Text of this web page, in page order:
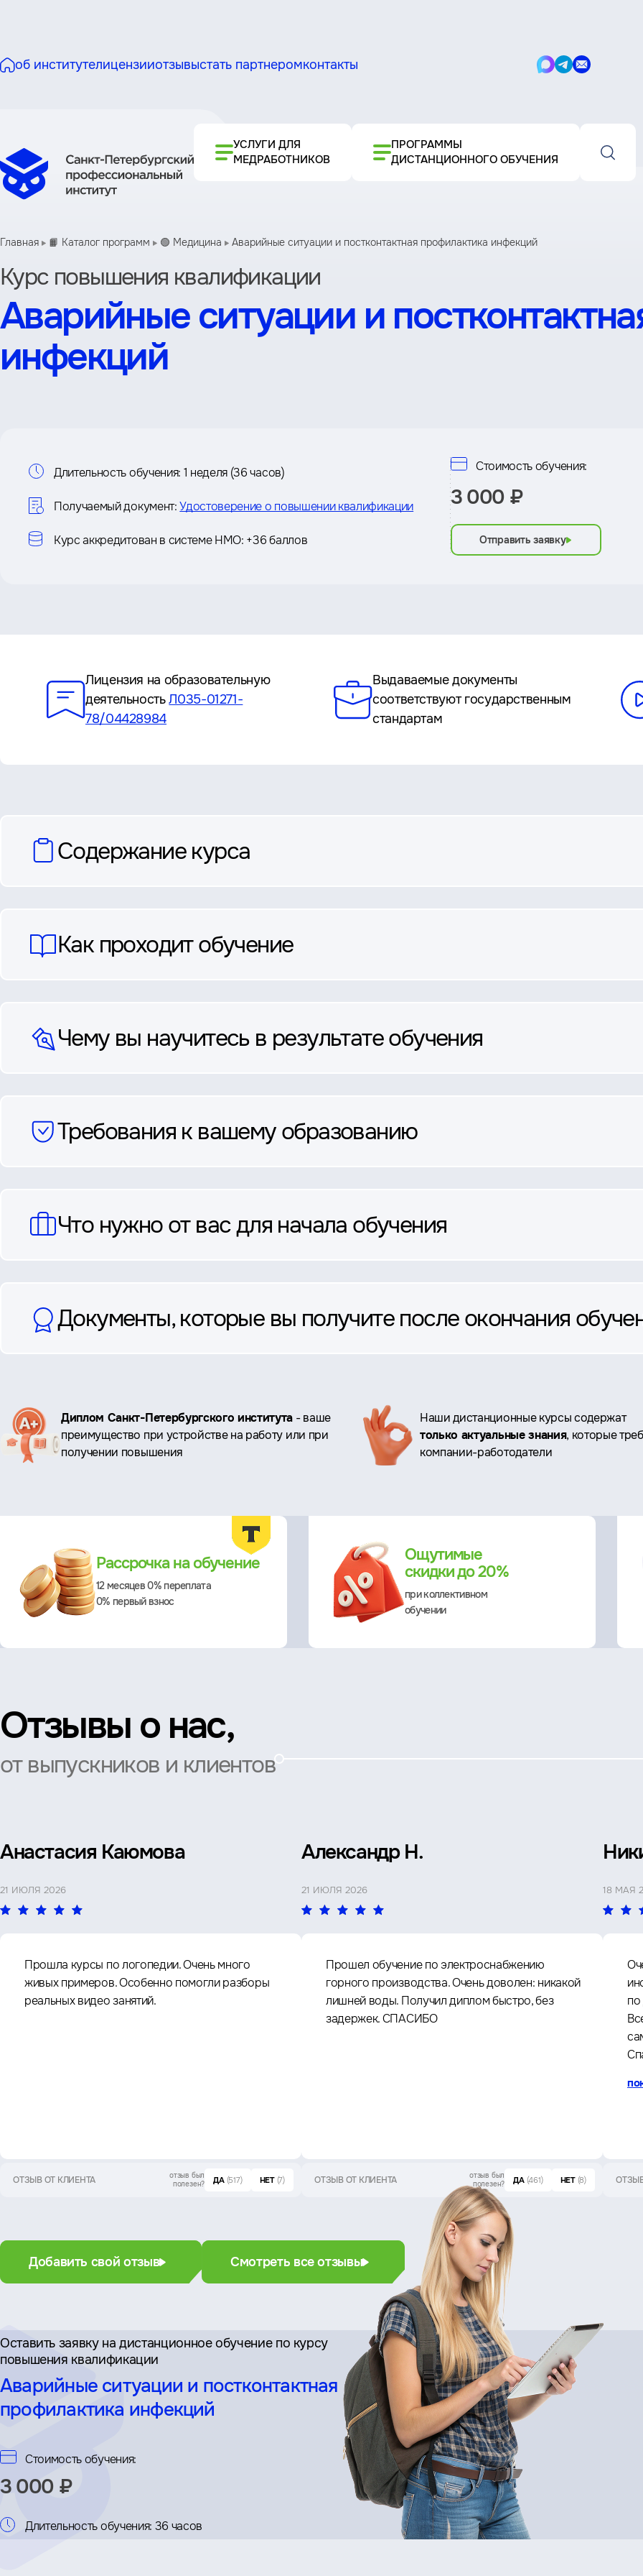
об институтелицензииотзывыстать партнеромконтакты
Написать
Написать
Написать
УСЛУГИ ДЛЯ
МЕДРАБОТНИКОВ
ПРОГРАММЫ
ДИСТАНЦИОННОГО ОБУЧЕНИЯ
Главная 📙 Каталог программ 🟢 Медицина Аварийные ситуации и постконтактная профилактика инфекций
Курс повышения квалификации
Аварийные ситуации и
инфекций
Информация
о
курсе
Длительность обучения: 1 неделя (36 часов)
Получаемый документ: Удостоверение о повышении квалификации
Курс аккредитован в системе НМО: +36 баллов
Стоимость обучения:
3 000 ₽
Отправить заявку
Лицензия на образовательную
деятельностьЛ035-01271-
78/04428984
Выдаваемые документы
соответствуют государственным
стандартам
вопросы
Содержание курса
Как проходит обучение
Чему вы научитесь в результате обучения
Требования к вашему образованию
Что нужно от вас для начала обучения
Документы, которые вы получите после окончания
Ключевые
преимущества
Диплом Санкт-Петербургского института - ваше
преимущество при устройстве на работу или при
получении повышения
Наши дистанционные курсы содержат
только актуальные знания, которые
компании-работодатели
Рассрочка на обучение
12 месяцев 0% переплата
0% первый взнос
Ощутимые
скидки до 20%
при коллективном
обучении
Отзывы о нас,
от выпускников и клиентов
Анастасия Каюмова
21 ИЮЛЯ 2026
Прошла курсы по логопедии. Очень много
живых примеров. Особенно помогли разборы
реальных видео занятий.
ОТЗЫВ ОТ КЛИЕНТА
отзыв был
полезен?
ДА (517) НЕТ (7)
Александр Н.
21 ИЮЛЯ 2026
Прошел обучение по электроснабжению
горного производства. Очень доволен: никакой
лишней воды. Получил диплом быстро, без
задержек. СПАСИБО
ОТЗЫВ ОТ КЛИЕНТА
отзыв был
полезен?
ДА (461) НЕТ (8)
18 МАЯ
Добавить свой отзыв Смотреть все отзывы
Оставить заявку на дистан­ционное обучение по курсу
повышения квалификации
Аварийные ситуации и постконтактная
профилактика инфекций
Стоимость обучения:
3 000 ₽
Длительность обучения: 36 часов